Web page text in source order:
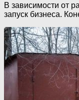
В зависимости от
запуск бизнеса.